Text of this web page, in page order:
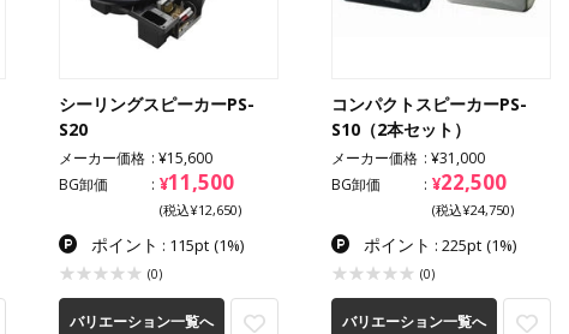
シーリングスピーカーPS-
S20
メーカー価格
¥15,600
BG卸価
¥11,500
(税込¥12,650)
ポイント : 115pt (1%)
(0)
バリエーション一覧へ
コンパクトスピーカーPS-
S10（2本セット）
メーカー価格
¥31,000
BG卸価
¥22,500
(税込¥24,750)
ポイント : 225pt (1%)
(0)
バリエーション一覧へ